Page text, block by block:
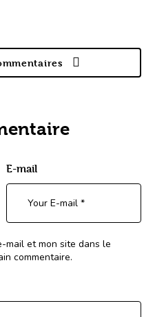
E-mail
mail et mon site dans le
commentaire.